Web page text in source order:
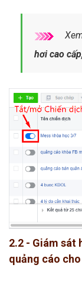
hơi cao
2.2 - Giám sát
quảng cáo